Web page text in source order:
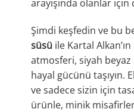
arayışında olanlar
Şimdi keşfedin ve bu
süsü ile Kartal
atmosferi, siyah beyaz
hayal gücünü taşıyın.
ve sadece sizin için
ürünle, minik